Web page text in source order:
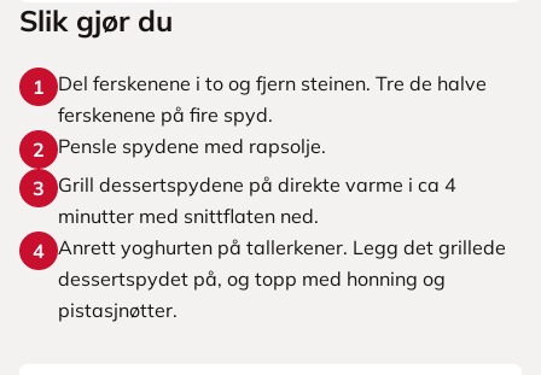
Slik gjør du
1
Del ferskenene i to og fjern steinen. Tre de halve
ferskenene på fire spyd.
2
Pensle spydene med rapsolje.
3
Grill dessertspydene på direkte varme i ca 4
minutter med snittflaten ned.
4 Anrett yoghurten på tallerkener. Legg det grillede
dessertspydet på, og topp med honning og
pistasjnøtter.